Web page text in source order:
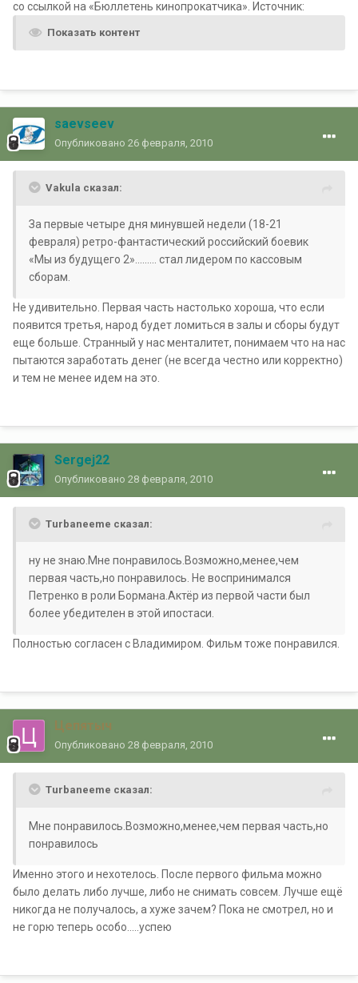
со ссылкой на «Бюллетень кинопрокатчика». Источник:
Показать контент
saevseev
Опубликовано 26 февраля, 2010
Vakula сказал:
За первые четыре дня минувшей недели (18-21
февраля) ретро-фантастический российский боевик
«Мы из будущего 2»......... стал лидером по кассовым
сборам.
Не удивительно. Первая часть настолько хороша, что если
появится третья, народ будет ломиться в залы и сборы будут
еще больше. Странный у нас менталитет, понимаем что на нас
пытаются заработать денег (не всегда честно или корректно)
и тем не менее идем на это.
Sergej22
Опубликовано 28 февраля, 2010
Turbaneeme сказал:
ну не знаю.Мне понравилось.Возможно,менее,чем
первая часть,но понравилось. Не воспринимался
Петренко в роли Бормана.Актёр из первой части был
более убедителен в этой ипостаси.
Полностью согласен с Владимиром. Фильм тоже понравился.
Цепятыч
Опубликовано 28 февраля, 2010
Turbaneeme сказал:
Мне понравилось.Возможно,менее,чем первая часть,но
понравилось
Именно этого и нехотелось. После первого фильма можно
было делать либо лучше, либо не снимать совсем. Лучше ещё
никогда не получалось, а хуже зачем? Пока не смотрел, но и
не горю теперь особо.....успею